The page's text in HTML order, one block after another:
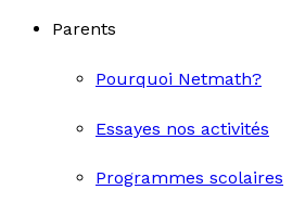
Parents
Pourquoi Netmath?
Essayes nos activités
Programmes scolaires